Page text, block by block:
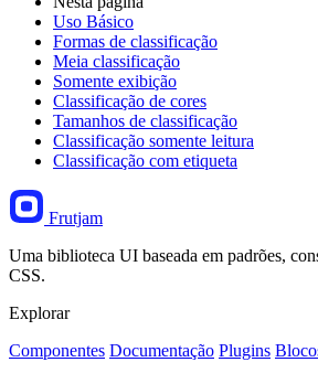
Uso Básico
Formas de classificação
Meia classificação
Somente exibição
Classificação de cores
Tamanhos de classificação
Classificação somente leitura
Classificação com etiqueta
Frutjam
Uma biblioteca UI baseada em padrões,
CSS.
Explorar
Componentes Documentação Plugins